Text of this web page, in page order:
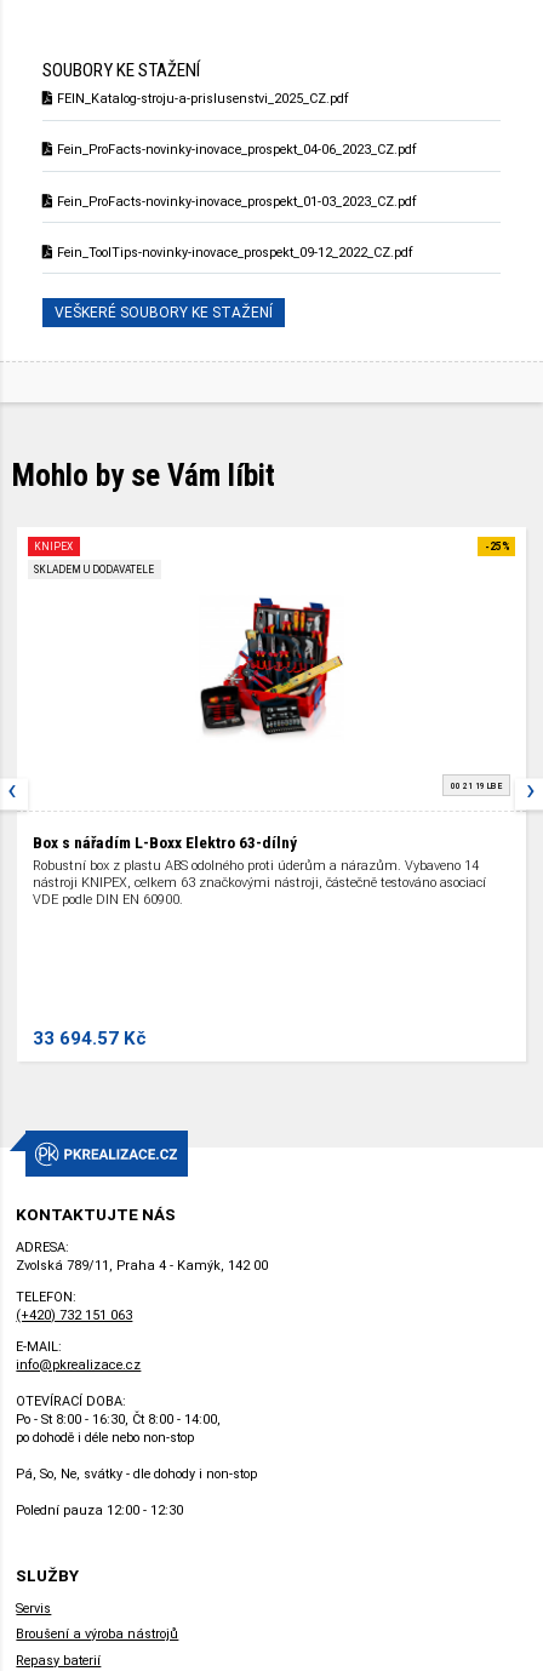
SOUBORY KE STAŽENÍ
FEIN_Katalog-stroju-a-prislusenstvi_2025_CZ.pdf
Fein_ProFacts-novinky-inovace_prospekt_04-06_2023_CZ.pdf
Fein_ProFacts-novinky-inovace_prospekt_01-03_2023_CZ.pdf
Fein_ToolTips-novinky-inovace_prospekt_09-12_2022_CZ.pdf
VEŠKERÉ SOUBORY KE STAŽENÍ
Mohlo by se Vám líbit
SKLADEM U DODAVATELE
KNIPEX -25%
00 21 19 LB E
Box s nářadím L-Boxx Elektro 63-dílný
Robustní box z plastu ABS odolného proti úderům a nárazům. Vybaveno 14
nástroji KNIPEX, celkem 63 značkovými nástroji, částečně testováno asociací
VDE podle DIN EN 60900.
33 694.57 Kč
‹ ›
KONTAKTUJTE NÁS
ADRESA:
Zvolská 789/11, Praha 4 - Kamýk, 142 00
TELEFON:
(+420) 732 151 063
E-MAIL:
info@pkrealizace.cz
OTEVÍRACÍ DOBA:
Po - St 8:00 - 16:30, Čt 8:00 - 14:00,
po dohodě i déle nebo non-stop
Pá, So, Ne, svátky - dle dohody i non-stop
Polední pauza 12:00 - 12:30
SLUŽBY
Servis
Broušení a výroba nástrojů
Repasy baterií